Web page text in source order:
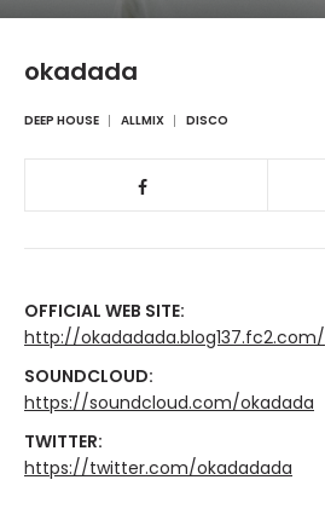
okadada
DEEP HOUSE ALLMIX DISCO
OFFICIAL WEB SITE:
http://okadadada.blog137.fc2.com/
SOUNDCLOUD:
https://soundcloud.com/okadada
TWITTER:
https://twitter.com/okadadada